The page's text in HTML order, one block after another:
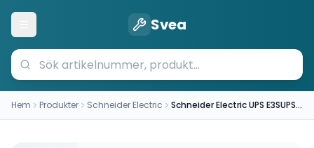
Öppna meny Svea
Hem Produkter Schneider Electric Schneider Electric UPS E3SUPS15KHB2